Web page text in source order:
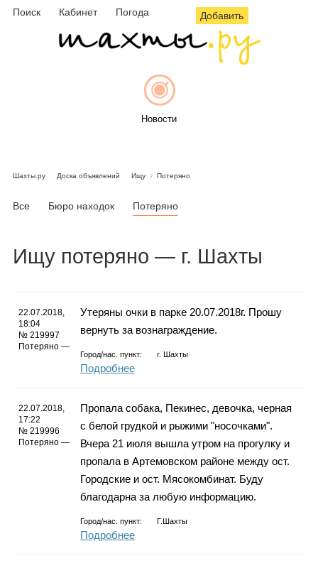
Поиск Кабинет Погода Добавить
Новости
Объявления
Гороскоп
Карты
Шахты.ру Доска объявлений Ищу Потеряно
Все Бюро находок Потеряно
Ищу потеряно — г. Шахты
22.07.2018,
18:04
№ 219997
Потеряно —
Утеряны очки в парке 20.07.2018г. Прошу
вернуть за вознаграждение.
Город/нас. пункт: г. Шахты
Подробнее
22.07.2018,
17:22
№ 219996
Потеряно —
Пропала собака, Пекинес, девочка, черная
с белой грудкой и рыжими "носочками".
Вчера 21 июля вышла утром на прогулку и
пропала в Артемовском районе между ост.
Городские и ост. Мясокомбинат. Буду
благодарна за любую информацию.
Город/нас. пункт: Г.Шахты
Подробнее